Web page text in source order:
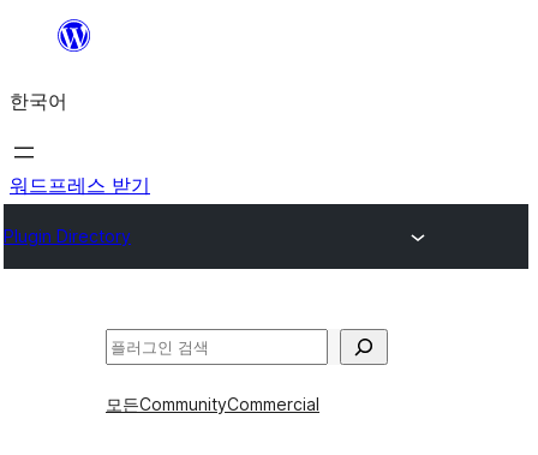
츠
로
바
가
한국어
워드프레스 받기
Plugin Directory
검
모든CommunityCommercial